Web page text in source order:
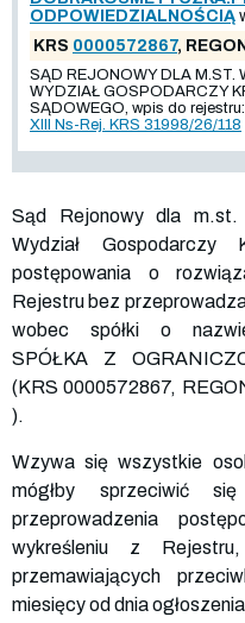
ODPOWIEDZIALNOŚCIĄ
KRS 0000572867, REGON
SĄD REJONOWY DLA M.ST.
WYDZIAŁ GOSPODARCZY
SĄDOWEGO, wpis do
XIII Ns-Rej. KRS 31998/26/118
Sąd Rejonowy dla
Wydział
postępowania o
Rejestru bez
wobec spółki o
SPÓŁKA Z
(KRS0000572867,
).
Wzywa się wszystkie
mógłby sprzeciwić
przeprowadzenia
wykreśleniu z
przemawiających
miesięcy od dnia